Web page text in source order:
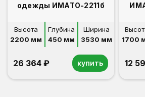
одежды ИМАТО-2211б
Высота
2200 мм
Глубина
450 мм
Ширина
3530 мм
26 364 ₽ купить
1700
12